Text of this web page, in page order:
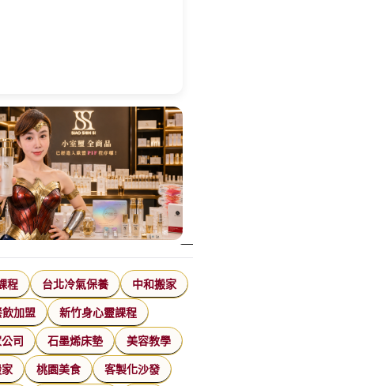
程 台北冷氣保養 中和搬家
飲加盟 新竹身心靈課程
司 石墨烯床墊 美容教學
桃園美食 客製化沙發